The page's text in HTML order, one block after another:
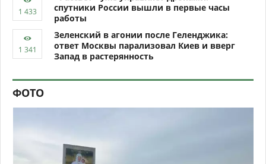
спутники России вышли в первые часы
работы
Зеленский в агонии после Геленджика:
ответ Москвы парализовал Киев и вверг
Запад в растерянность
ФОТО